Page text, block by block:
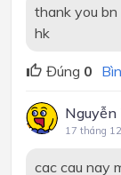
thank you
hk
Đúng 0
17 tháng
cac cau nay